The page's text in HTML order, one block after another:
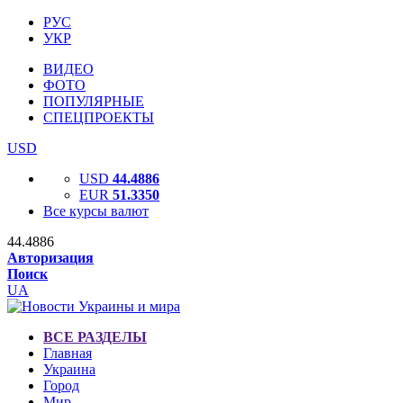
РУС
УКР
ВИДЕО
ФОТО
ПОПУЛЯРНЫЕ
СПЕЦПРОЕКТЫ
USD
USD 44.4886
EUR 51.3350
Все курсы валют
44.4886
Авторизация
Поиск
UA
ВСЕ РАЗДЕЛЫ
Главная
Украина
Город